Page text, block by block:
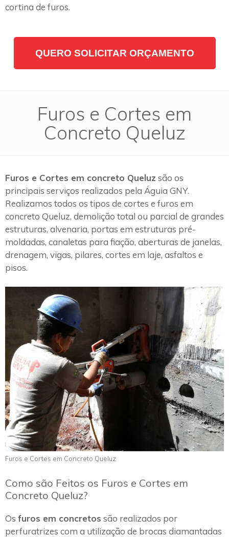
cortina de furos.
QUERO SOLICITAR ORÇAMENTO
Furos e Cortes em
Concreto Queluz
Furos e Cortes em concreto Queluz são os
principais serviços realizados pela Águia GNY.
Realizamos todos os tipos de cortes e furos em
concreto Queluz, demolição total ou parcial de grandes
estruturas, alvenaria, portas em estruturas pré-
moldadas, canaletas para fiação, aberturas de janelas,
drenagem, vigas, pilares, cortes em laje, asfaltos e
pisos.
Furos e Cortes em Concreto Queluz
Como são Feitos os Furos e Cortes em
Concreto Queluz?
Os furos em concretos são realizados por
perfuratrizes com a utilização de brocas diamantadas